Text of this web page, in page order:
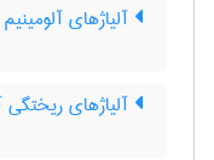
آلیاژهای آلومینیم
آلیاژهای ریختگی